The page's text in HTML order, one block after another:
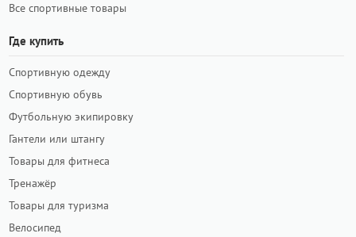
Все спортивные товары
Где купить
Спортивную одежду
Спортивную обувь
Футбольную экипировку
Гантели или штангу
Товары для фитнеса
Тренажёр
Товары для туризма
Велосипед